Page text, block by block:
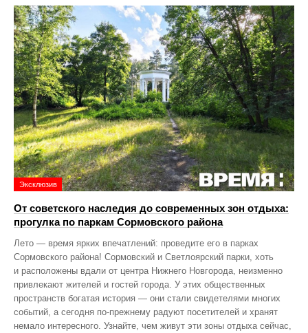
Эксклюзив
От советского наследия до современных зон отдыха:
прогулка по паркам Сормовского района
Лето — время ярких впечатлений: проведите его в парках
Сормовского района! Сормовский и Светлоярский парки, хоть
и расположены вдали от центра Нижнего Новгорода, неизменно
привлекают жителей и гостей города. У этих общественных
пространств богатая история — они стали свидетелями многих
событий, а сегодня по‑прежнему радуют посетителей и хранят
немало интересного. Узнайте, чем живут эти зоны отдыха сейчас,